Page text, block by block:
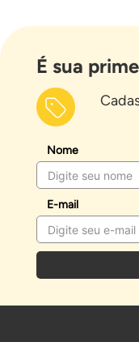
É sua
Nome
E-mail